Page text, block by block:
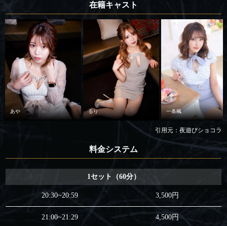
在籍キャスト
あや るり 一条楓
引用元：夜遊びショコラ
料金システム
1セット（60分）
20:30~20:59 3,500円
21:00~21:29 4,500円